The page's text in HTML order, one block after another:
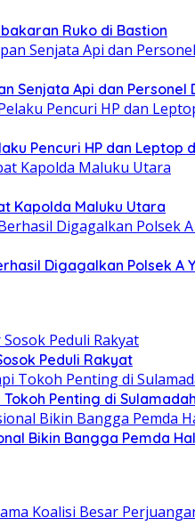
Ruko di Bastion
Senjata Api dan Personel
Pencuri HP dan Leptop
Kapolda Maluku Utara
Digagalkan Polsek A
Peduli Rakyat
Penting di
Bikin Bangga Pemda